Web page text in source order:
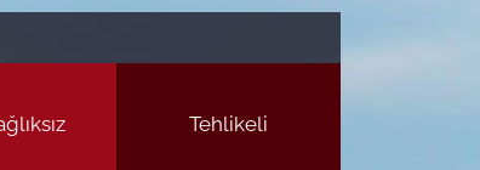
Tehlikeli